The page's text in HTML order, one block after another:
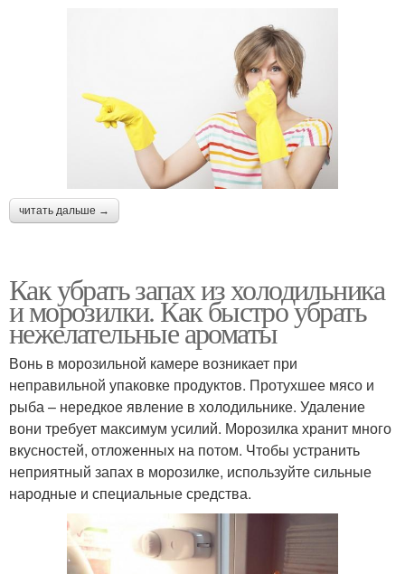
читать дальше →
Как убрать запах из холодильника
и морозилки. Как быстро убрать
нежелательные ароматы
Вонь в морозильной камере возникает при
неправильной упаковке продуктов. Протухшее мясо и
рыба – нередкое явление в холодильнике. Удаление
вони требует максимум усилий. Морозилка хранит много
вкусностей, отложенных на потом. Чтобы устранить
неприятный запах в морозилке, используйте сильные
народные и специальные средства.